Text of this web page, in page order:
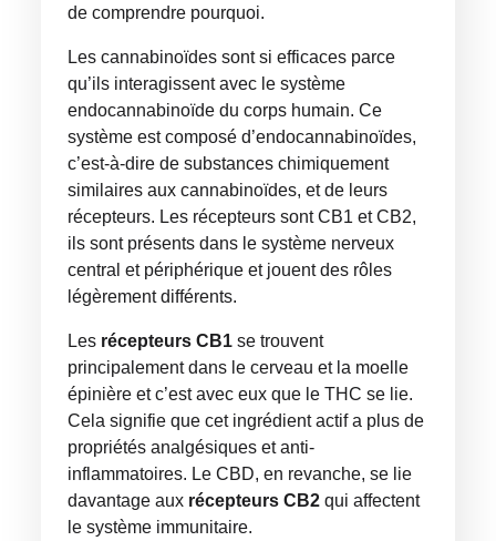
de comprendre pourquoi.
Les cannabinoïdes sont si efficaces parce
qu’ils interagissent avec le système
endocannabinoïde du corps humain. Ce
système est composé d’endocannabinoïdes,
c’est-à-dire de substances chimiquement
similaires aux cannabinoïdes, et de leurs
récepteurs. Les récepteurs sont CB1 et CB2,
ils sont présents dans le système nerveux
central et périphérique et jouent des rôles
légèrement différents.
Les récepteurs CB1 se trouvent
principalement dans le cerveau et la moelle
épinière et c’est avec eux que le THC se lie.
Cela signifie que cet ingrédient actif a plus de
propriétés analgésiques et anti-
inflammatoires. Le CBD, en revanche, se lie
davantage aux récepteurs CB2 qui affectent
le système immunitaire.